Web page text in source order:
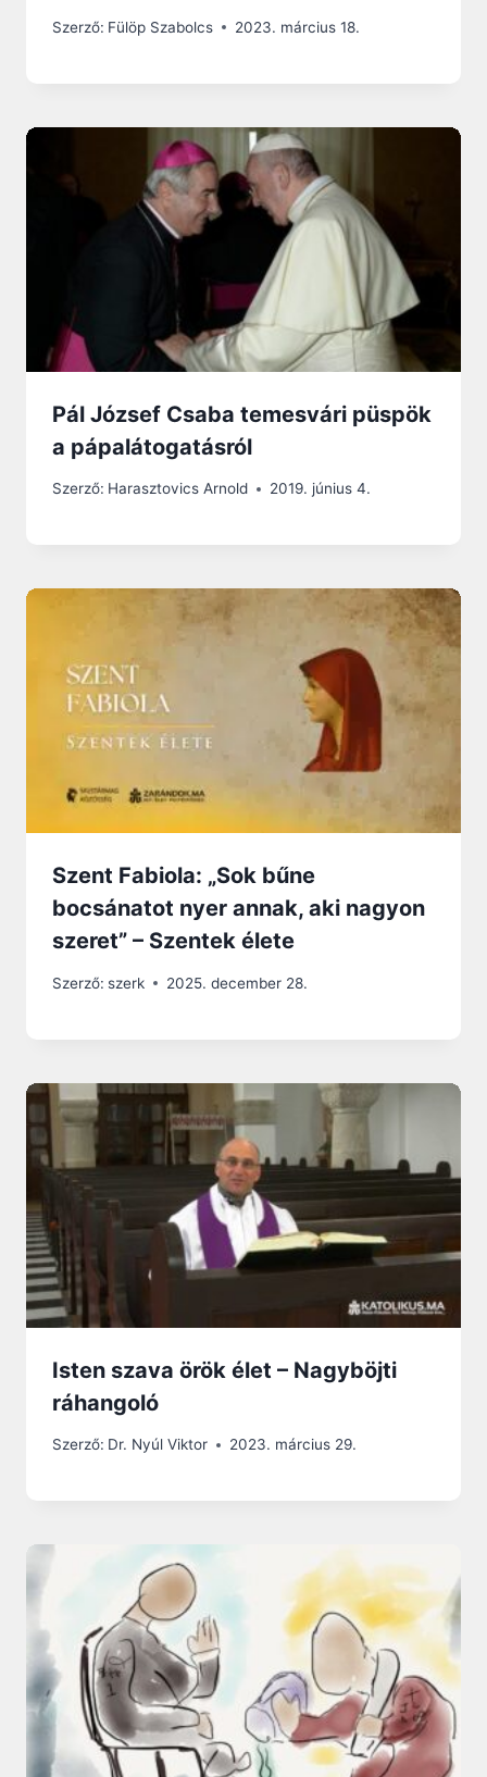
Szerző: Fülöp Szabolcs 2023. március 18.
Pál József Csaba temesvári püspök
a pápalátogatásról
Szerző: Harasztovics Arnold 2019. június 4.
Szent Fabiola: „Sok bűne
bocsánatot nyer annak, aki nagyon
szeret” – Szentek élete
Szerző: szerk 2025. december 28.
Isten szava örök élet – Nagyböjti
ráhangoló
Szerző: Dr. Nyúl Viktor 2023. március 29.